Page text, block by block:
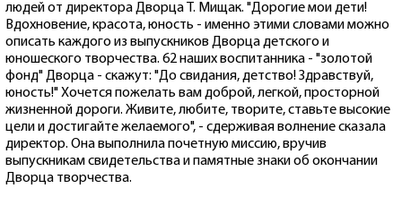
людей от директора Дворца Т. Мищак. "Дорогие мои дети!
Вдохновение, красота, юность - именно этими словами можно
описать каждого из выпускников Дворца детского и
юношеского творчества. 62 наших воспитанника - "золотой
фонд" Дворца - скажут: "До свидания, детство! Здравствуй,
юность!" Хочется пожелать вам доброй, легкой, просторной
жизненной дороги. Живите, любите, творите, ставьте высокие
цели и достигайте желаемого", - сдерживая волнение сказала
директор. Она выполнила почетную миссию, вручив
выпускникам свидетельства и памятные знаки об окончании
Дворца творчества.